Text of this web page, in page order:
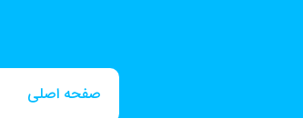
صفحه اصلی